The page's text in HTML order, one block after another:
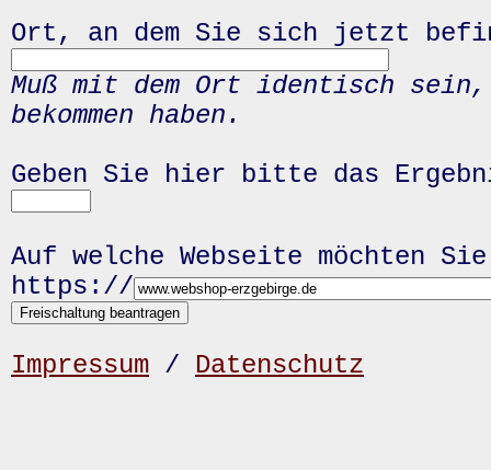
Ort, an dem Sie sich jetzt
Muß mit dem Ort identisch
bekommen haben.
Geben Sie hier bitte das
Auf welche Webseite möchten
https://
Impressum / Datenschutz